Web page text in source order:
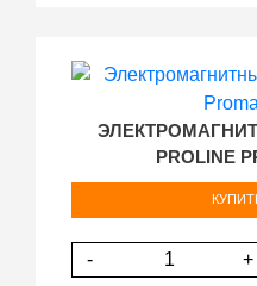
PROLINE
- +